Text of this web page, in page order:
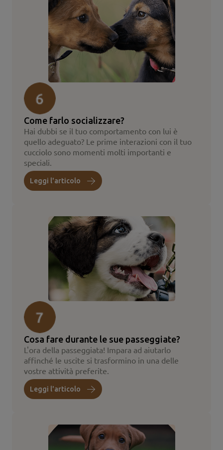
Come farlo socializzare?
Hai dubbi se il tuo comportamento con lui è
quello adeguato? Le prime interazioni con il tuo
cucciolo sono momenti molti importanti e
speciali.
Leggi l'articolo
Cosa fare durante le sue passeggiate?
L'ora della passeggiata! Impara ad aiutarlo
affinché le uscite si trasformino in una delle
vostre attività preferite.
Leggi l'articolo